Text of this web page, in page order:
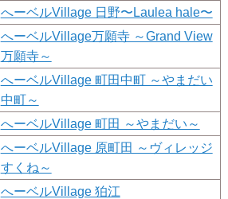
へーベルVillage 日野〜Laulea hale〜
へーベルVillage万願寺 ～Grand View
万願寺～
へーベルVillage 町田中町 ～やまだい
中町～
へーベルVillage 町田 ～やまだい～
へーベルVillage 原町田 ～ヴィレッジ
すくね～
へーベルVillage 狛江